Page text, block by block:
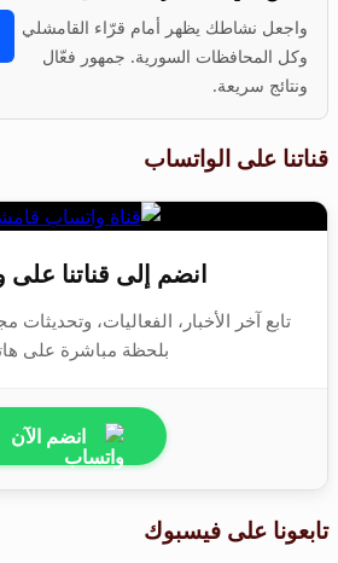
واجعل نشاطك يظهر أمام قرّاء القامشلي
وكل المحافظات السورية. جمهور فعّال
ونتائج سريعة.
قناتنا على الواتساب
انضم إلى قناتنا
تابع آخر الأخبار، الفعاليات،
بلحظة مباشرة على
انضم الآن
تابعونا على فيسبوك